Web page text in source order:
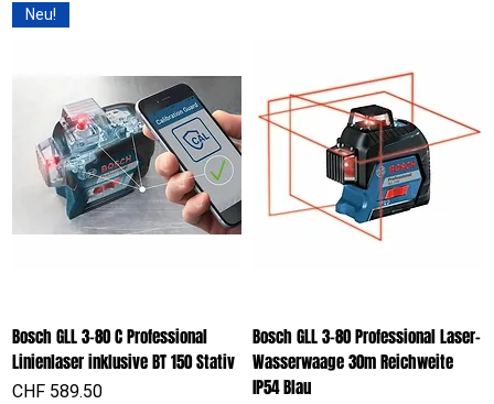
Neu!
Bosch GLL 3-80 C Professional
Linienlaser inklusive BT 150 Stativ
Preis
CHF 589.50
Bosch GLL 3-80 Professional Laser-
Wasserwaage 30m Reichweite
IP54 Blau